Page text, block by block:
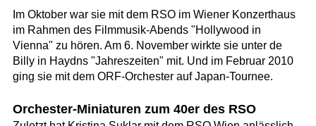
Im Oktober war sie mit dem RSO im Wiener Konzerthaus
im Rahmen des Filmmusik-Abends "Hollywood in
Vienna" zu hören. Am 6. November wirkte sie unter de
Billy in Haydns "Jahreszeiten" mit. Und im Februar 2010
ging sie mit dem ORF-Orchester auf Japan-Tournee.
Orchester-Miniaturen zum 40er des RSO